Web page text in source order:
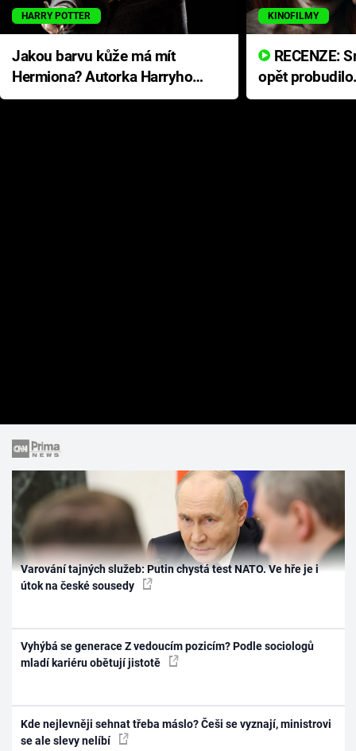
HARRY POTTER
Jakou barvu kůže má mít
Hermiona? Autorka Harryho
Pottera přišla s ráznou
KINOFILMY
opět
přichází s
Varování tajných služeb: Putin chystá test NATO. Ve hře je i
útok na české sousedy
Vyhýbá se generace Z vedoucím pozicím? Podle sociologů
mladí kariéru obětují jistotě
Kde nejlevněji sehnat třeba máslo? Češi se vyznají, ministrovi
se ale slevy nelíbí